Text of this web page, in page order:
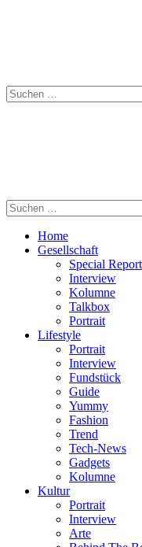
Suchen
nach:
Suchen
nach:
Home
Gesellschaft
Special Report
Interview
Kolumne
Talkbox
Portrait
Lifestyle
Portrait
Interview
Fundstück
Guide
Yummy
Fashion
Trend
Tech-News
Gadgets
Kolumne
Kultur
Portrait
Interview
Arte